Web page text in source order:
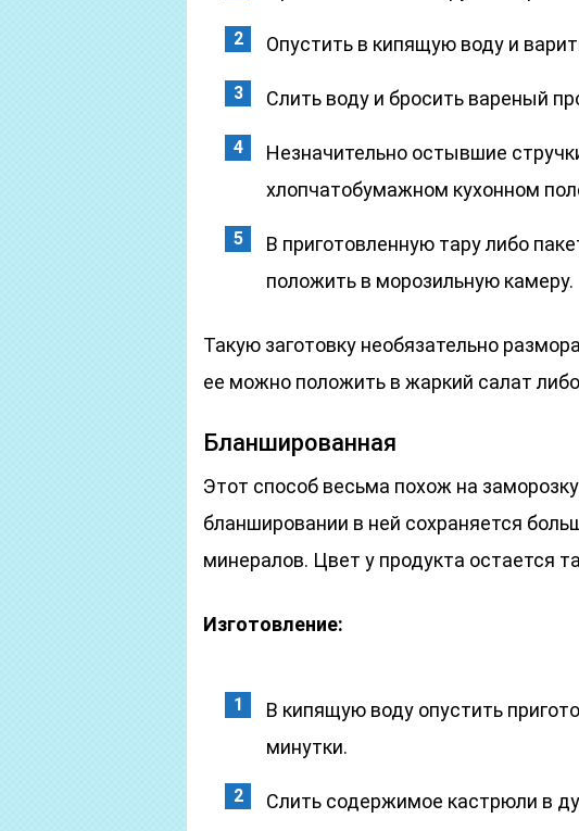
Опустить в кипящую воду и
Слить воду и бросить вареный
Незначительно остывшие
хлопчатобумажном кухонном
В приготовленную тару либо
положить в морозильную камеру.
Такую заготовку необязательно
ее можно положить в жаркий салат
Бланшированная
Этот способ весьма похож на
бланшировании в ней сохраняется
минералов. Цвет у продукта остается
Изготовление:
В кипящую воду опустить
минутки.
Слить содержимое кастрюли в